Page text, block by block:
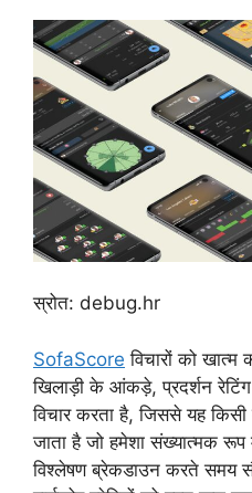
स्रोत: debug.hr
SofaScore विचारों को
खिलाड़ी के आंकड़े, प्रदर्शन
विचार करता है, जिससे यह
जाता है जो हमेशा संख्यात्मक
विश्लेषण ब्रेकडाउन करते समय